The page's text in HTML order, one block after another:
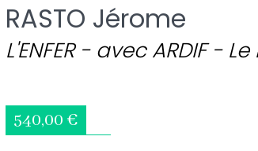
RASTO Jérome
L'ENFER - avec ARDIF -
540,00 €